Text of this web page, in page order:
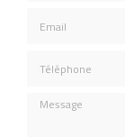
Message